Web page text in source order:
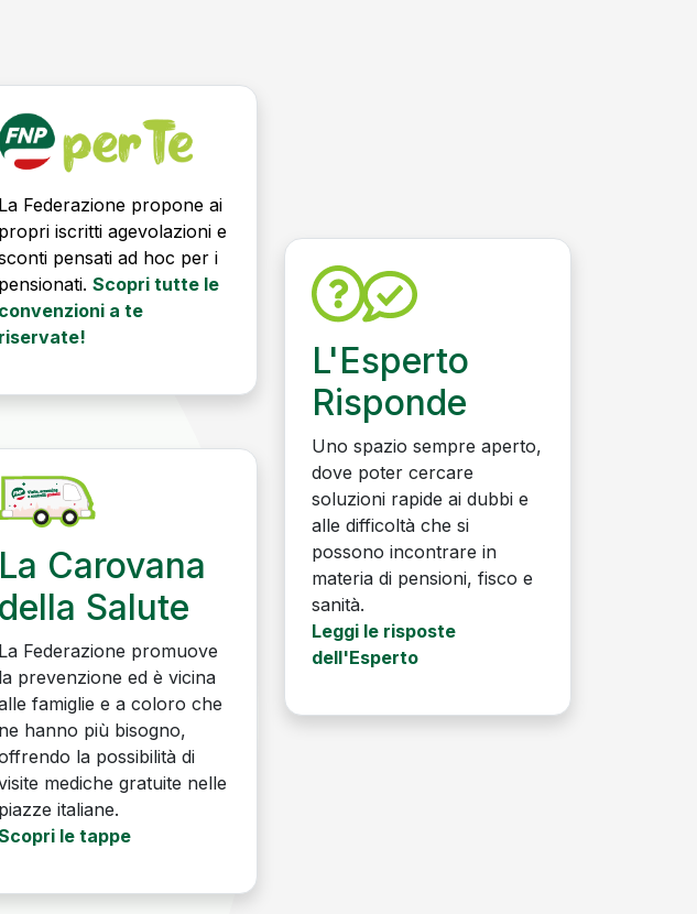
La Federazione propone ai
propri iscritti agevolazioni e
pensati ad hoc per i
pensionati. Scopri tutte le
convenzioni a te
riservate!
La Carovana
della Salute
La Federazione promuove
la prevenzione ed è vicina
famiglie e a coloro che
ne hanno più bisogno,
la possibilità di
mediche gratuite nelle
piazze italiane.
le tappe
L'Esperto
Risponde
Uno spazio sempre aperto,
dove poter cercare
soluzioni rapide ai dubbi e
alle difficoltà che si
possono incontrare in
materia di pensioni, fisco e
sanità.
Leggi le risposte
dell'Esperto